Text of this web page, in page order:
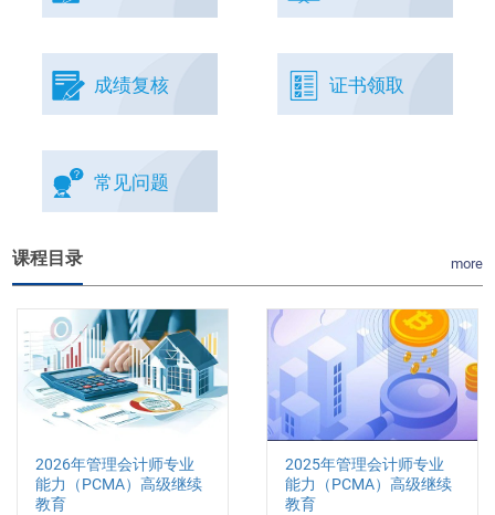
成绩复核 证书领取
常见问题
more
课程目录
2026年管理会计师专业
能力（PCMA）高级继续
教育
2025年管理会计师专业
能力（PCMA）高级继续
教育